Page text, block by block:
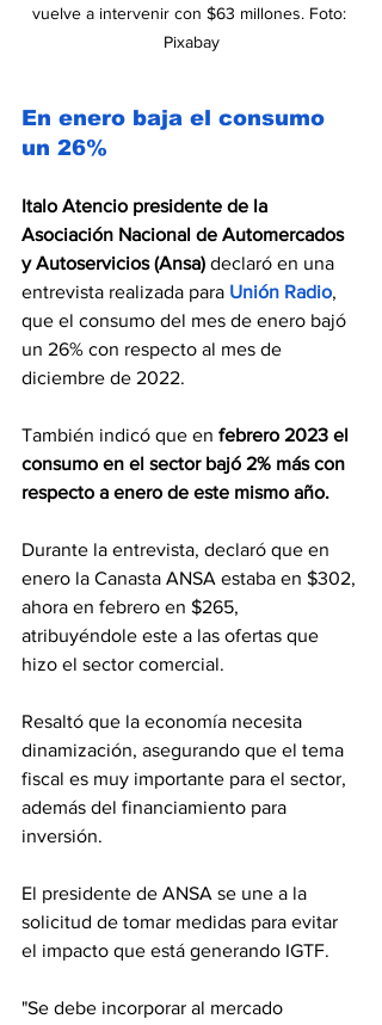
vuelve a intervenir con $63 millones. Foto:
Pixabay
En enero baja el consumo
un 26%
Italo Atencio presidente de la
Asociación Nacional de Automercados
y Autoservicios (Ansa) declaró en una
entrevista realizada para Unión Radio,
que el consumo del mes de enero bajó
un 26% con respecto al mes de
diciembre de 2022.
También indicó que en febrero 2023 el
consumo en el sector bajó 2% más con
respecto a enero de este mismo año.
Durante la entrevista, declaró que en
enero la Canasta ANSA estaba en $302,
ahora en febrero en $265,
atribuyéndole este a las ofertas que
hizo el sector comercial.
Resaltó que la economía necesita
dinamización, asegurando que el tema
fiscal es muy importante para el sector,
además del financiamiento para
inversión.
El presidente de ANSA se une a la
solicitud de tomar medidas para evitar
el impacto que está generando IGTF.
"Se debe incorporar al mercado